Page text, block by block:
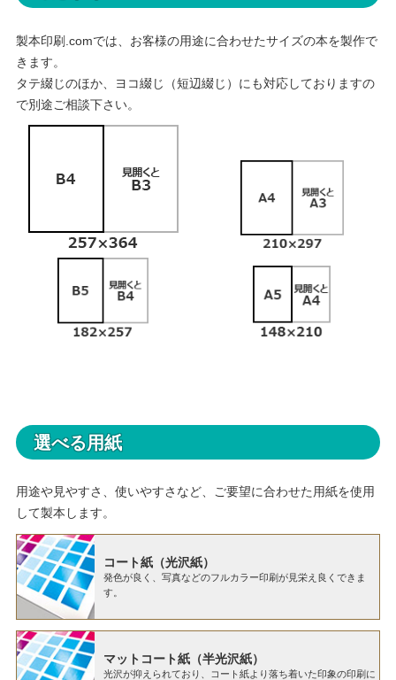
製本印刷.comでは、お客様の用途に合わせたサイズの本を製作で
きます。
タテ綴じのほか、ヨコ綴じ（短辺綴じ）にも対応しておりますの
で別途ご相談下さい。
選べる用紙
用途や見やすさ、使いやすさなど、ご要望に合わせた用紙を使用
して製本します。
コート紙（光沢紙）
発色が良く、写真などのフルカラー印刷が見栄え良くできま
す。
マットコート紙（半光沢紙）
光沢が抑えられており、コート紙より落ち着いた印象の印刷に